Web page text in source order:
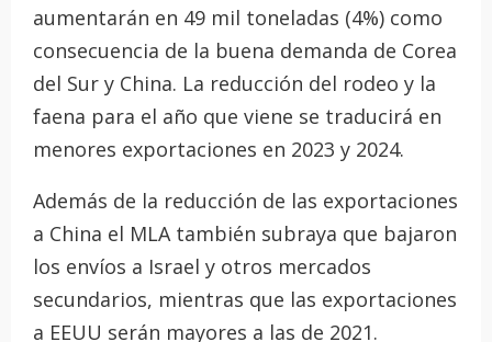
aumentarán en 49 mil toneladas (4%) como
consecuencia de la buena demanda de Corea
del Sur y China. La reducción del rodeo y la
faena para el año que viene se traducirá en
menores exportaciones en 2023 y 2024.
Además de la reducción de las exportaciones
a China el MLA también subraya que bajaron
los envíos a Israel y otros mercados
secundarios, mientras que las exportaciones
a EEUU serán mayores a las de 2021.